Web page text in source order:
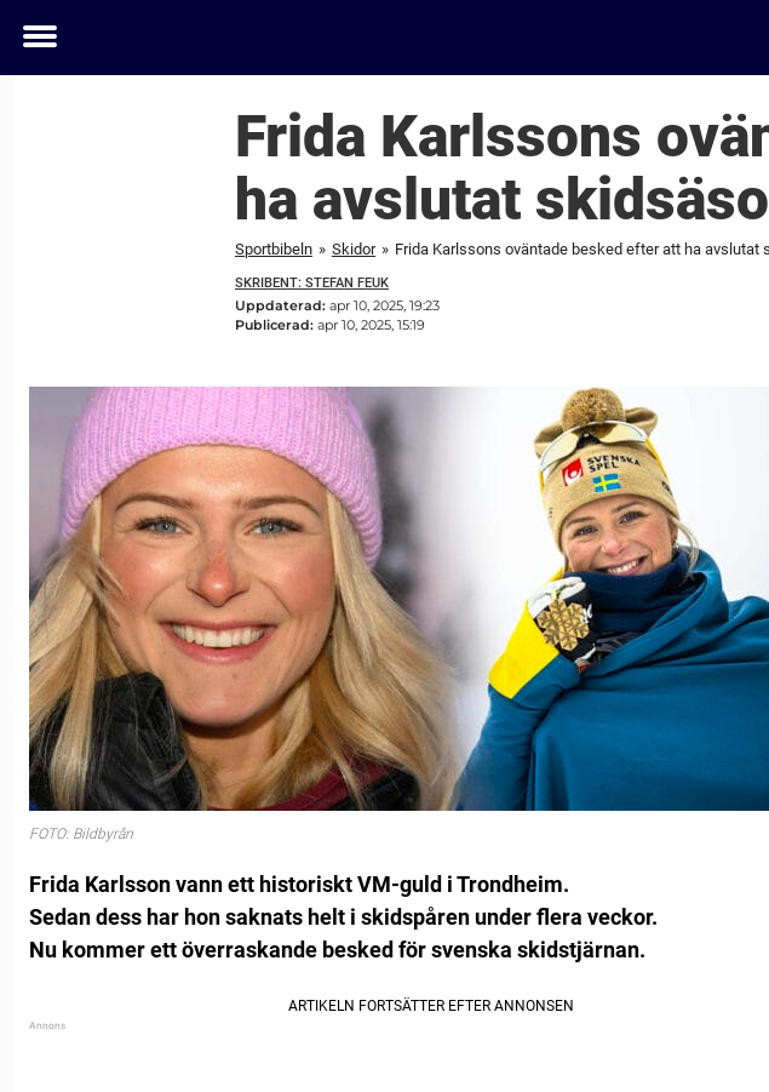
Toggle
Frida Karlssons
ha avslutat
Sportbibeln » Skidor » Frida Karlssons oväntade besked efter att ha avslutat
SKRIBENT: STEFAN FEUK
Uppdaterad: apr 10, 2025, 19:23
Publicerad: apr 10, 2025, 15:19
FOTO: Bildbyrån
Frida Karlsson vann ett historiskt VM-guld i Trondheim.
Sedan dess har hon saknats helt i skidspåren under flera veckor.
Nu kommer ett överraskande besked för svenska skidstjärnan.